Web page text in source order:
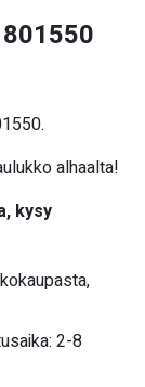
alhaalta!
kysy
2-8